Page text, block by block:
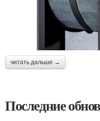
читать дальше →
Последние